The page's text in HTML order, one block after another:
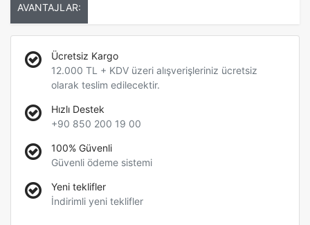
AVANTAJLAR:
Ücretsiz Kargo
12.000 TL + KDV üzeri alışverişleriniz ücretsiz
olarak teslim edilecektir.
Hızlı Destek
+90 850 200 19 00
100% Güvenli
Güvenli ödeme sistemi
Yeni teklifler
İndirimli yeni teklifler